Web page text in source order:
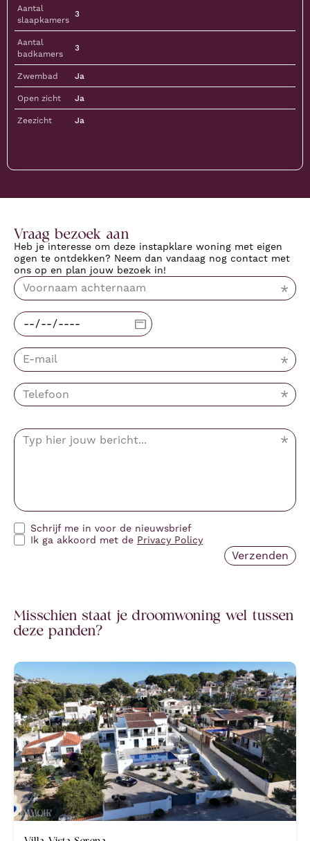
Aantal
slaapkamers
3
Aantal
badkamers
3
Zwembad Ja
Open zicht Ja
Zeezicht Ja
Vraag bezoek aan
Heb je interesse om deze instapklare woning met eigen
ogen te ontdekken? Neem dan vandaag nog contact met
ons op en plan jouw bezoek in!
Schrijf me in voor de nieuwsbrief
Ik ga akkoord met de Privacy Policy
Misschien staat je droomwoning wel tussen
deze panden?